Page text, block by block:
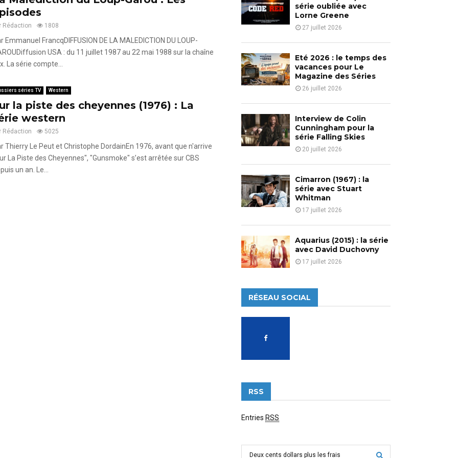
Rédaction 1808
Emmanuel FrancqDIFFUSION DE LA MALEDICTION DU LOUP-
USA : du 11 juillet 1987 au 22 mai 1988 sur la chaîne
La série compte...
séries TV Western
la piste des cheyennes (1976) : La
western
Rédaction 5025
Thierry Le Peut et Christophe DordainEn 1976, avant que n'arrive
La Piste des Cheyennes", "Gunsmoke" s’est arrêtée sur CBS
un an. Le...
o
r
:
H
série oubliée avec
Lorne Greene
27 juillet 2026
Eté 2026 : le temps des
vacances pour Le
Magazine des Séries
26 juillet 2026
Interview de Colin
Cunningham pour la
série Falling Skies
20 juillet 2026
Cimarron (1967) : la
série avec Stuart
Whitman
17 juillet 2026
Aquarius (2015) : la série
avec David Duchovny
17 juillet 2026
RÉSEAU SOCIAL
RSS
Entries RSS